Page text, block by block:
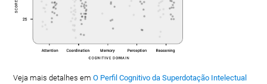
Veja mais detalhes emO Perfil Cognitivo da Superdotação Intelectual